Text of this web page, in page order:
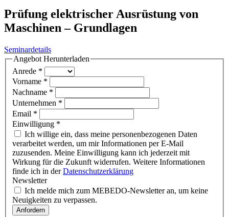
Prüfung elektrischer Ausrüstung von
Maschinen – Grundlagen
Seminardetails
Angebot Herunterladen
Anrede *
Vorname *
Nachname *
Unternehmen *
Email *
Einwilligung *
Ich willige ein, dass meine personenbezogenen Daten
verarbeitet werden, um mir Informationen per E-Mail
zuzusenden. Meine Einwilligung kann ich jederzeit mit
Wirkung für die Zukunft widerrufen. Weitere Informationen
finde ich in derDatenschutzerklärung
Newsletter
Ich melde mich zum MEBEDO-Newsletter an, um keine
Neuigkeiten zu verpassen.
Anfordern